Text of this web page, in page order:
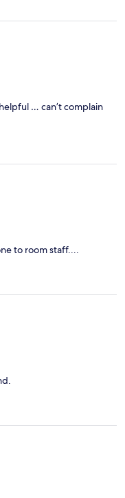
… can’t complain
to room staff....